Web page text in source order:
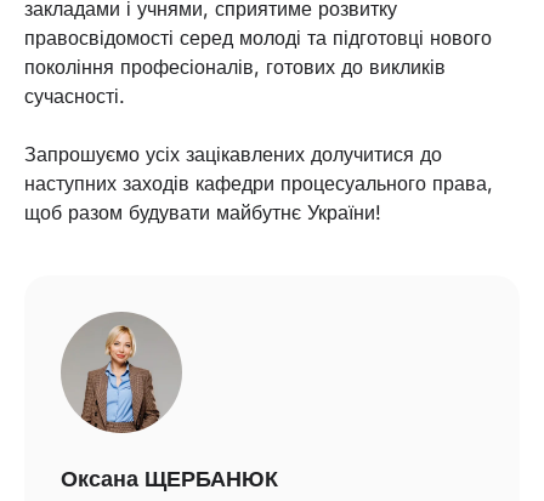
закладами і учнями, сприятиме розвитку
правосвідомості серед молоді та підготовці нового
покоління професіоналів, готових до викликів
сучасності.
Запрошуємо усіх зацікавлених долучитися до
наступних заходів кафедри процесуального права,
щоб разом будувати майбутнє України!
Оксана ЩЕРБАНЮК